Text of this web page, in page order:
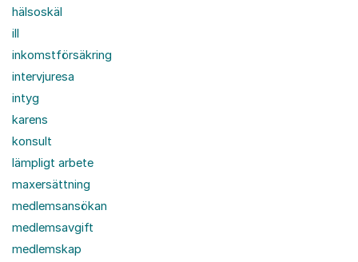
hälsoskäl
ill
inkomstförsäkring
intervjuresa
intyg
karens
konsult
lämpligt arbete
maxersättning
medlemsansökan
medlemsavgift
medlemskap